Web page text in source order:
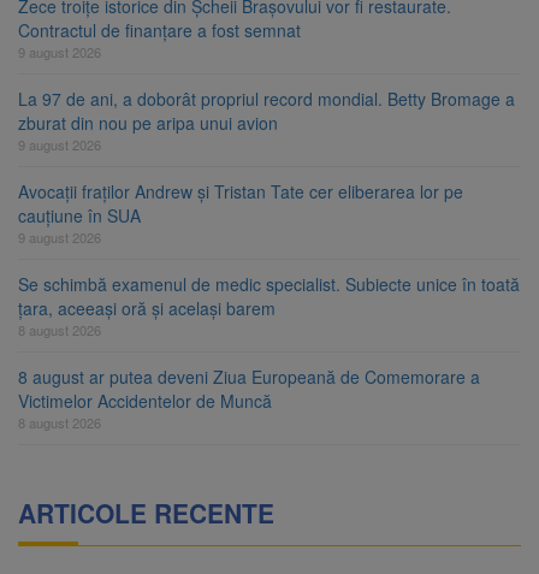
Zece troițe istorice din Șcheii Brașovului vor fi restaurate.
Contractul de finanțare a fost semnat
9 august 2026
La 97 de ani, a doborât propriul record mondial. Betty Bromage a
zburat din nou pe aripa unui avion
9 august 2026
Avocații fraților Andrew și Tristan Tate cer eliberarea lor pe
cauțiune în SUA
9 august 2026
Se schimbă examenul de medic specialist. Subiecte unice în toată
țara, aceeași oră și același barem
8 august 2026
8 august ar putea deveni Ziua Europeană de Comemorare a
Victimelor Accidentelor de Muncă
8 august 2026
ARTICOLE RECENTE